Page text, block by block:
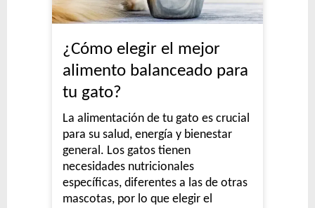
¿Cómo elegir el mejor
alimento balanceado para
tu gato?
La alimentación de tu gato es crucial
para su salud, energía y bienestar
general. Los gatos tienen
necesidades nutricionales
específicas, diferentes a las de otras
mascotas, por lo que elegir el